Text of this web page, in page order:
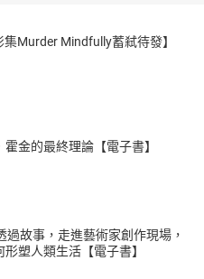
Murder Mindfully蓄弒待發】
金的最終理論【電子書】
過故事，走進藝術家創作現場，
塑人類生活【電子書】